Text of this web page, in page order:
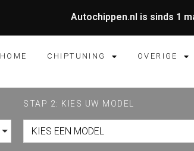
Autochippen.nl is sinds 1
HOME CHIPTUNING OVERIGE
STAP 2: KIES UW MODEL
KIES EEN MODEL